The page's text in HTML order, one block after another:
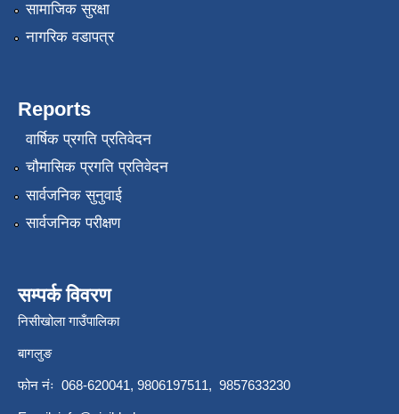
सामाजिक सुरक्षा
नागरिक वडापत्र
Reports
वार्षिक प्रगति प्रतिवेदन
चौमासिक प्रगति प्रतिवेदन
सार्वजनिक सुनुवाई
सार्वजनिक परीक्षण
सम्पर्क विवरण
निसीखोला गाउँपालिका
बागलुङ
फोन नंः 068-620041, 9806197511, 9857633230